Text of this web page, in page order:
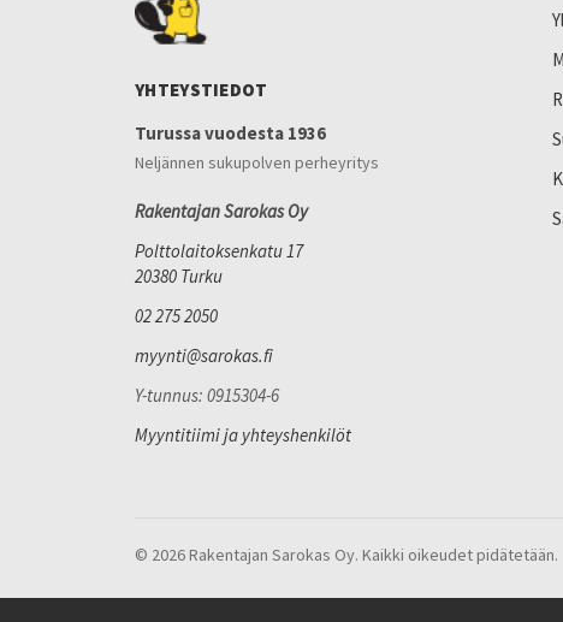
YHTEYSTIEDOT
Turussa vuodesta 1936
Neljännen sukupolven perheyritys
Rakentajan Sarokas Oy
Polttolaitoksenkatu 17
20380 Turku
02 275 2050
myynti@sarokas.fi
Y-tunnus: 0915304-6
Myyntitiimi ja yhteyshenkilöt
© 2026 Rakentajan Sarokas Oy. Kaikki oikeudet pidätetään.